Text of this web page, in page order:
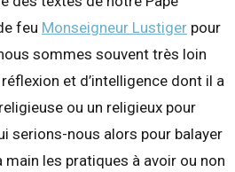
feu Monseigneur Lustiger pour
sommes souvent très loin
et d’intelligence dont il a
ou un religieux pour
serions-nous alors pour balayer
main les pratiques à avoir ou non